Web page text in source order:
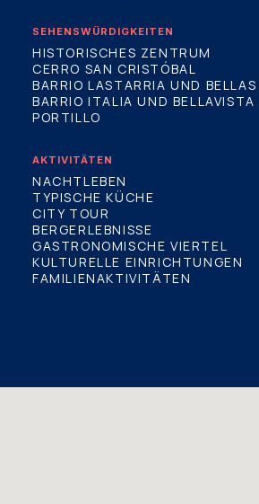
SEHENSWÜRDIGKEITEN
HISTORISCHES ZENTRUM
CERRO SAN CRISTÓBAL
BARRIO LASTARRIA UND
BARRIO ITALIA UND BELLAVISTA
PORTILLO
AKTIVITÄTEN
NACHTLEBEN
TYPISCHE KÜCHE
CITY TOUR
BERGERLEBNISSE
GASTRONOMISCHE VIERTEL
KULTURELLE EINRICHTUNGEN
FAMILIENAKTIVITÄTEN